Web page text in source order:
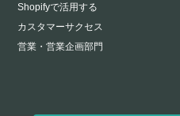
Shopifyで活用する
カスタマーサクセス
営業・営業企画部門